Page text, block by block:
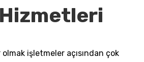
işletmeler açısından çok